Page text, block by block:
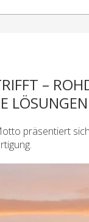
–
präsentiert